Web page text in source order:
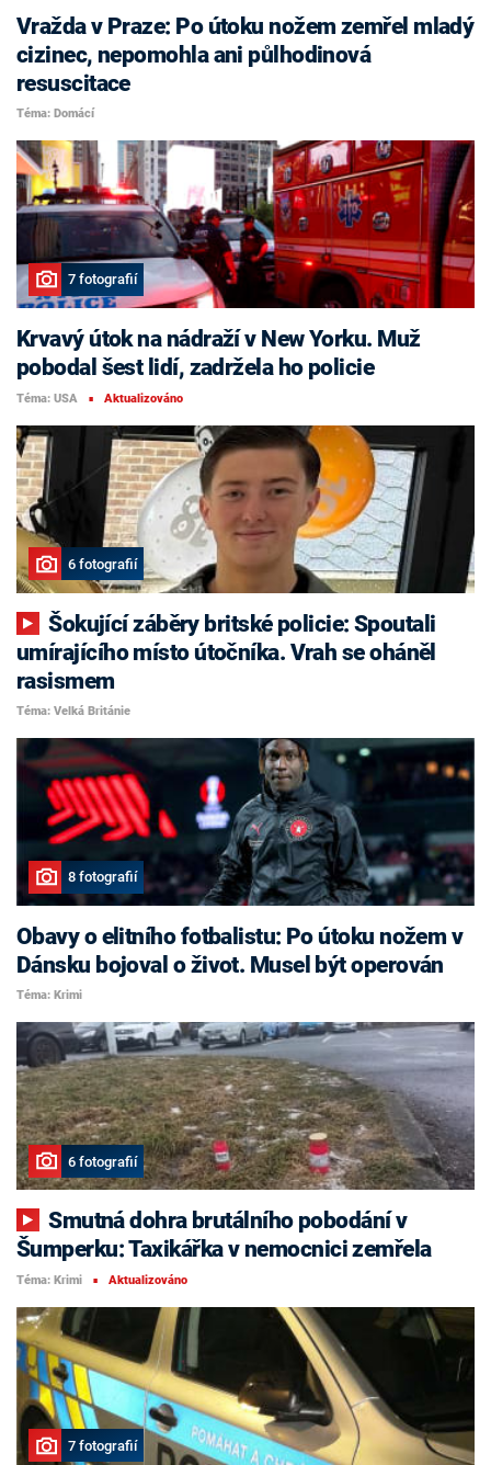
Vražda v Praze: Po útoku nožem zemřel mladý
cizinec, nepomohla ani půlhodinová
resuscitace
Téma: Domácí
7 fotografií
Krvavý útok na nádraží v New Yorku. Muž
pobodal šest lidí, zadržela ho policie
Téma: USA ■ Aktualizováno
6 fotografií
Šokující záběry britské policie: Spoutali
umírajícího místo útočníka. Vrah se oháněl
rasismem
Téma: Velká Británie
8 fotografií
Obavy o elitního fotbalistu: Po útoku nožem v
Dánsku bojoval o život. Musel být operován
Téma: Krimi
6 fotografií
Smutná dohra brutálního pobodání v
Šumperku: Taxikářka v nemocnici zemřela
Téma: Krimi ■ Aktualizováno
7 fotografií